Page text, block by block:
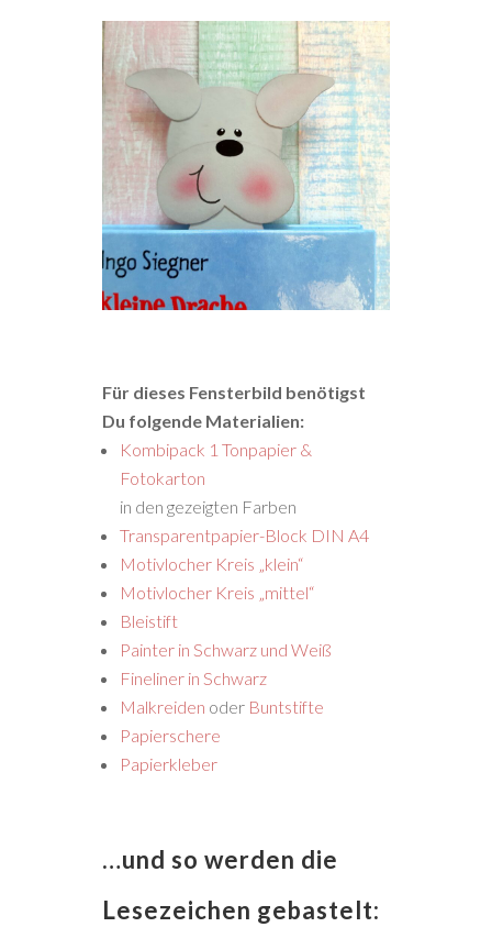
Für dieses Fensterbild benötigst
Du folgende Materialien:
Kombipack 1 Tonpapier &
Fotokarton
in den gezeigten Farben
Transparentpapier-Block DIN A4
Motivlocher Kreis „klein“
Motivlocher Kreis „mittel“
Bleistift
Painter in Schwarz und Weiß
Fineliner in Schwarz
Malkreiden oder Buntstifte
Papierschere
Papierkleber
…und so werden die
Lesezeichen gebastelt: